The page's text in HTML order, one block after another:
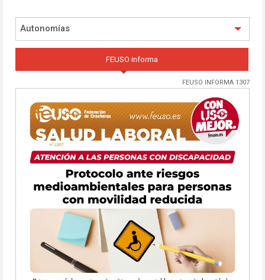
Autonomías
FEUSO informa
FEUSO INFORMA 1307